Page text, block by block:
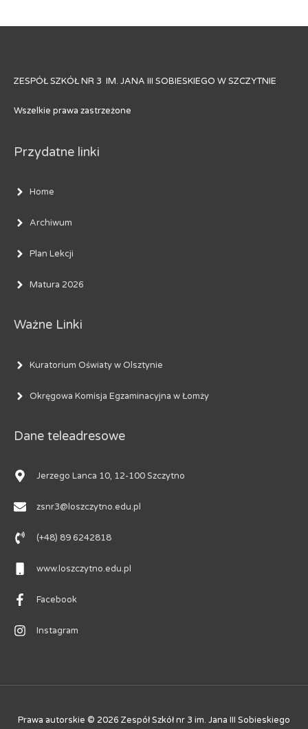
ZESPÓŁ SZKÓŁ NR 3 IM. JANA III SOBIESKIEGO W SZCZYTNIE
Wszelkie prawa zastrzeżone
Przydatne linki
Home
Archiwum
Plan Lekcji
Matura 2026
Ważne Linki
Kuratorium Oświaty w Olsztynie
Okręgowa Komisja Egzaminacyjna w Łomży
Dane teleadresowe
Jerzego Lanca 10, 12-100 Szczytno
zsnr3@loszczytno.edu.pl
(+48) 89 6242818
www.loszczytno.edu.pl
Facebook
Instagram
Prawa autorskie © 2026 Zespół Szkół nr 3 im. Jana III Sobieskiego